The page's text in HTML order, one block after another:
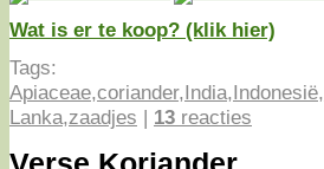
Wat is er te koop? (klik hier)
Tags:
Apiaceae,coriander,India,Indonesië,
Lanka,zaadjes | 13 reacties